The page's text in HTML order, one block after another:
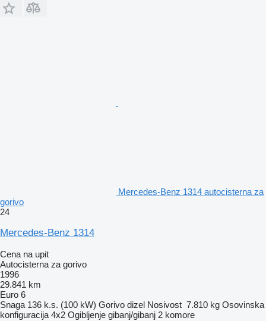
Mercedes-Benz 1314 autocisterna za
gorivo
24
Mercedes-Benz 1314
Cena na upit
Autocisterna za gorivo
1996
29.841 km
Euro 6
Snaga 136 k.s. (100 kW) Gorivo dizel Nosivost 7.810 kg Osovinska
konfiguracija 4x2 Ogibljenje gibanj/gibanj 2 komore